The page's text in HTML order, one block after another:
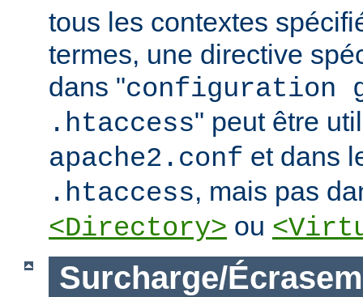
tous les contextes
termes, une directive
dans "configuration
.htaccess" peut être
apache2.conf et dans
.htaccess, mais pas
<Directory> ou
Surcharge/